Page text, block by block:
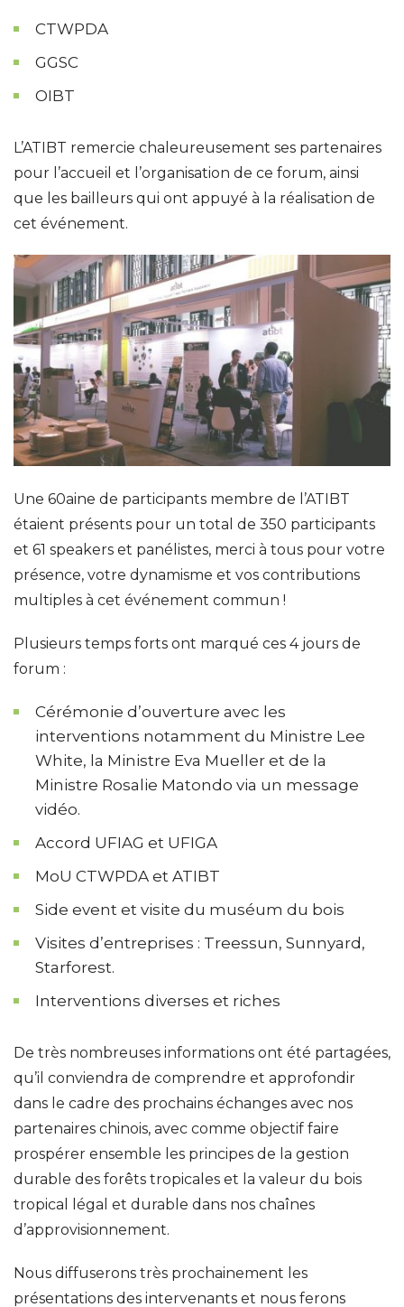
CTWPDA
GGSC
OIBT
L’ATIBT remercie chaleureusement ses partenaires
pour l’accueil et l’organisation de ce forum, ainsi
que les bailleurs qui ont appuyé à la réalisation de
cet événement.
Une 60aine de participants membre de l’ATIBT
étaient présents pour un total de 350 participants
et 61 speakers et panélistes, merci à tous pour votre
présence, votre dynamisme et vos contributions
multiples à cet événement commun !
Plusieurs temps forts ont marqué ces 4 jours de
forum :
Cérémonie d’ouverture avec les
interventions notamment du Ministre Lee
White, la Ministre Eva Mueller et de la
Ministre Rosalie Matondo via un message
vidéo.
Accord UFIAG et UFIGA
MoU CTWPDA et ATIBT
Side event et visite du muséum du bois
Visites d’entreprises : Treessun, Sunnyard,
Starforest.
Interventions diverses et riches
De très nombreuses informations ont été partagées,
qu’il conviendra de comprendre et approfondir
dans le cadre des prochains échanges avec nos
partenaires chinois, avec comme objectif faire
prospérer ensemble les principes de la gestion
durable des forêts tropicales et la valeur du bois
tropical légal et durable dans nos chaînes
d’approvisionnement.
Nous diffuserons très prochainement les
présentations des intervenants et nous ferons